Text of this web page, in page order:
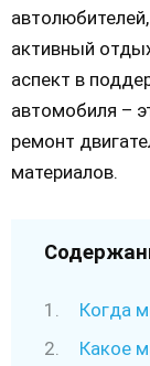
активный
аспект в
автомобиля –
ремонт
материалов.
Когда
Какое